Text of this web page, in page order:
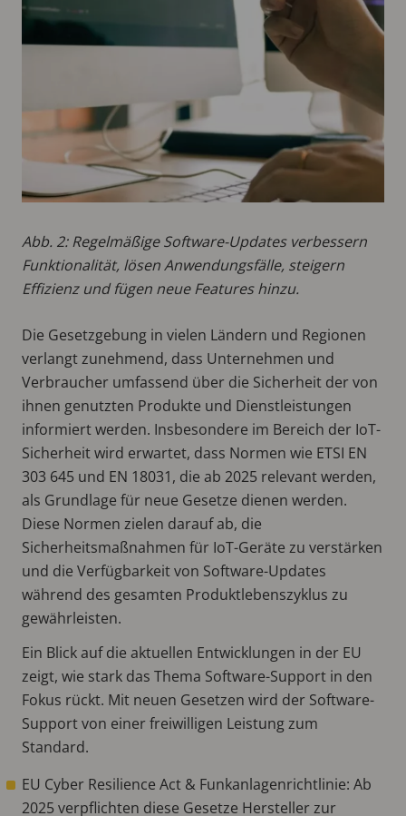
Abb. 2: Regelmäßige Software-Updates verbessern
Funktionalität, lösen Anwendungsfälle, steigern
Effizienz und fügen neue Features hinzu.
Die Gesetzgebung in vielen Ländern und Regionen
verlangt zunehmend, dass Unternehmen und
Verbraucher umfassend über die Sicherheit der von
ihnen genutzten Produkte und Dienstleistungen
informiert werden. Insbesondere im Bereich der IoT-
Sicherheit wird erwartet, dass Normen wie ETSI EN
303 645 und EN 18031, die ab 2025 relevant werden,
als Grundlage für neue Gesetze dienen werden.
Diese Normen zielen darauf ab, die
Sicherheitsmaßnahmen für IoT-Geräte zu verstärken
und die Verfügbarkeit von Software-Updates
während des gesamten Produktlebenszyklus zu
gewährleisten.
Ein Blick auf die aktuellen Entwicklungen in der EU
zeigt, wie stark das Thema Software-Support in den
Fokus rückt. Mit neuen Gesetzen wird der Software-
Support von einer freiwilligen Leistung zum
Standard.
EU Cyber Resilience Act & Funkanlagenrichtlinie: Ab
2025 verpflichten diese Gesetze Hersteller zur